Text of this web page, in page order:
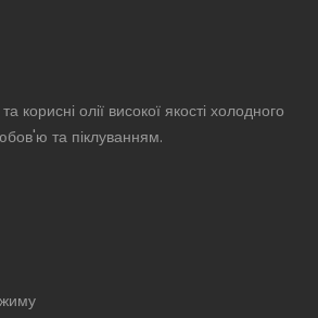
корисні олії високої якості холодного
та піклуванням.